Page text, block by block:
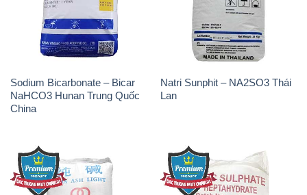
Sodium Bicarbonate – Bicar
NaHCO3 Hunan Trung Quốc
China
Natri Sunphit – NA2SO3 Thái
Lan